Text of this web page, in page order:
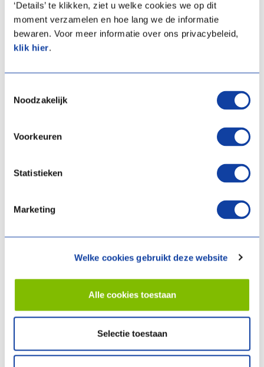
‘Details’ te klikken, ziet u welke cookies we op dit
moment verzamelen en hoe lang we de informatie
bewaren. Voor meer informatie over ons privacybeleid,
klik hier.
Noodzakelijk
Voorkeuren
Statistieken
Marketing
Welke cookies gebruikt deze website
Alle cookies toestaan
Selectie toestaan
verwarmingssysteem op lage temperatuur hebt: vloerverwarming,
lagetemperatuurradiatoren of warmtepompconvectoren. Een
ander aandachtspunt is de goede isolatie van je woning. Alleen in
Wil je ecologisch renoveren, maar past vloerverwarming niet in het
warmtepomp met een stookketel. In zo’n ‘hybride installatie’ helpt
hogere temperaturen.
TIP! Combineer je warmtepomp met pv-panelen. Dan ben je
onafhankelijk van de elektriciteitsprijzen en verwarm je helemaal
energieneutraal! Het aantal panelen dat je nodig hebt, hangt af
van het vermogen van je warmtepomp. Je installateur geeft je